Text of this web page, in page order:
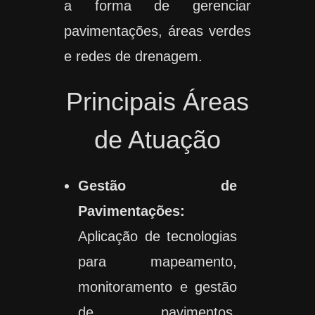
a forma de gerenciar
pavimentações, áreas verdes
e redes de drenagem.
Principais Áreas
de Atuação
Gestão de
Pavimentações:
Aplicação de tecnologias
para mapeamento,
monitoramento e gestão